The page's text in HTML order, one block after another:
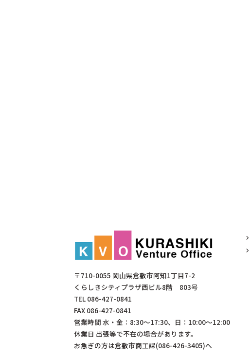
〒710-0055 岡山県倉敷市阿知1丁目7-2
くらしきシティプラザ西ビル8階 803号
TEL 086-427-0841
FAX 086-427-0841
営業時間 水・金：8:30～17:30、日：10:00～12:00
休業日 出張等で不在の場合があります。
お急ぎの方は倉敷市商工課(086-426-3405)へ